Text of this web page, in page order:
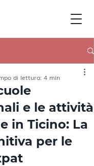
e le attività
in Ticino: La
per le
di lettura: 4 min